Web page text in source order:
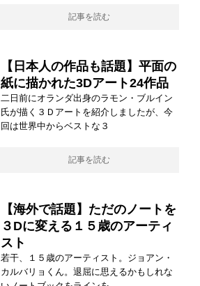
記事を読む
【日本人の作品も話題】平面の
紙に描かれた3Dアート24作品
二日前にオランダ出身のラモン・ブルイン
氏が描く３Ｄアートを紹介しましたが、今
回は世界中からベストな３
記事を読む
【海外で話題】ただのノートを
３Dに変える１５歳のアーティ
スト
若干、１５歳のアーティスト。ジョアン・
カルバリョくん。退屈に思えるかもしれな